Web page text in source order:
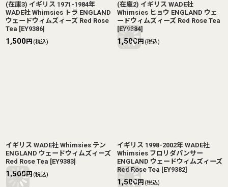
(在庫3) イギリス 1971-1984年
WADE社 Whimsies トラ ENGLAND
ウェードウィムズィーズ Red Rose
Tea [EY9386]
1,500円 (税込)
(在庫2) イギリス WADE社
Whimsies ヒョウ ENGLAND ウェ
ードウィムズィーズ Red Rose Tea
[EY9384]
1,500円 (税込)
イギリス WADE社 Whimsies テン
ENGLAND ウェードウィムズィーズ
Red Rose Tea [EY9383]
1,500円 (税込)
イギリス 1998-2002年 WADE社
Whimsies フロリダパンサー
ENGLAND ウェードウィムズィーズ
Red Rose Tea [EY9382]
1,500円 (税込)